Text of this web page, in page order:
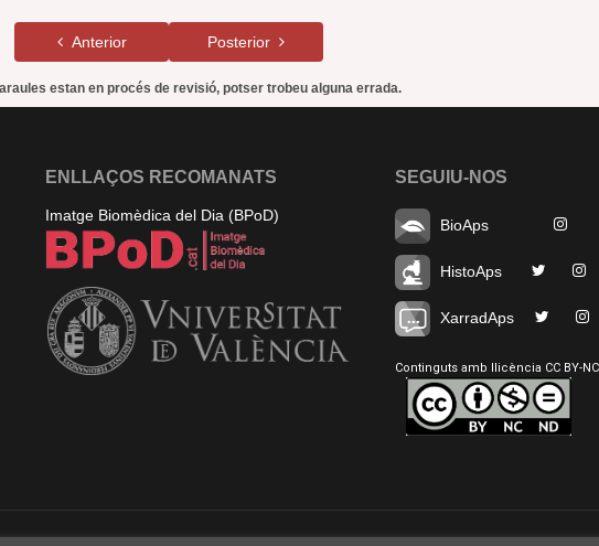
Anterior Posterior
estan en procés de revisió, potser trobeu alguna errada.
ENLLAÇOS RECOMANATS
Imatge Biomèdica del Dia (BPoD)
SEGUIU-NOS
BioAps
HistoAps
XarradAps
Continguts amb llicència CC BY-